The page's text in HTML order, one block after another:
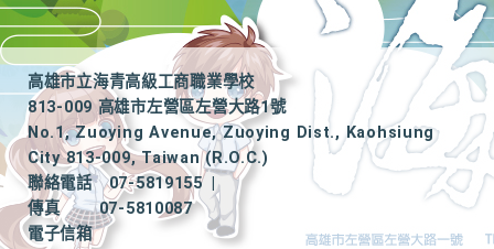
高雄市立海青高級工商職業學校
813-009 高雄市左營區左營大路1號
No.1, Zuoying Avenue, Zuoying Dist., Kaohsiung
City 813-009, Taiwan (R.O.C.)
聯絡電話
07-5819155
|
傳真
07-5810087
電子信箱